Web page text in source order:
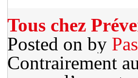
Tous chez
Posted on by
Contrairement